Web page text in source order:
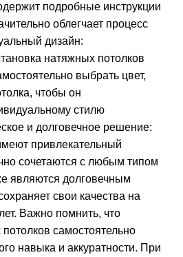
подробные инструкции
облегчает процесс
дизайн:
натяжных потолков
выбрать цвет,
чтобы он
стилю
и долговечное решение:
привлекательный
сочетаются с любым типом
являются долговечным
свои качества на
Важно помнить, что
самостоятельно
навыка и аккуратности. При